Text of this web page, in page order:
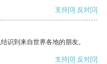
支持[0] 反对[0]
识到来自世界各地的朋友。
支持[0] 反对[0]